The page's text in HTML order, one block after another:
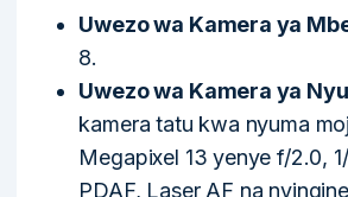
Uwezo wa Kamera ya
8.
Uwezo wa Kamera ya
kamera tatu kwa nyuma
Megapixel 13 yenye f/2.0, 1/
PDAF, Laser AF na